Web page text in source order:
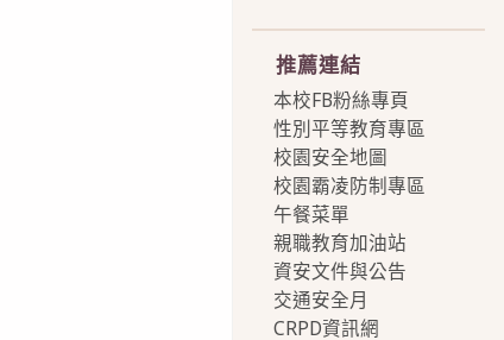
推薦連結
本校FB粉絲專頁
性別平等教育專區
校園安全地圖
校園霸凌防制專區
午餐菜單
親職教育加油站
資安文件與公告
交通安全月
CRPD資訊網